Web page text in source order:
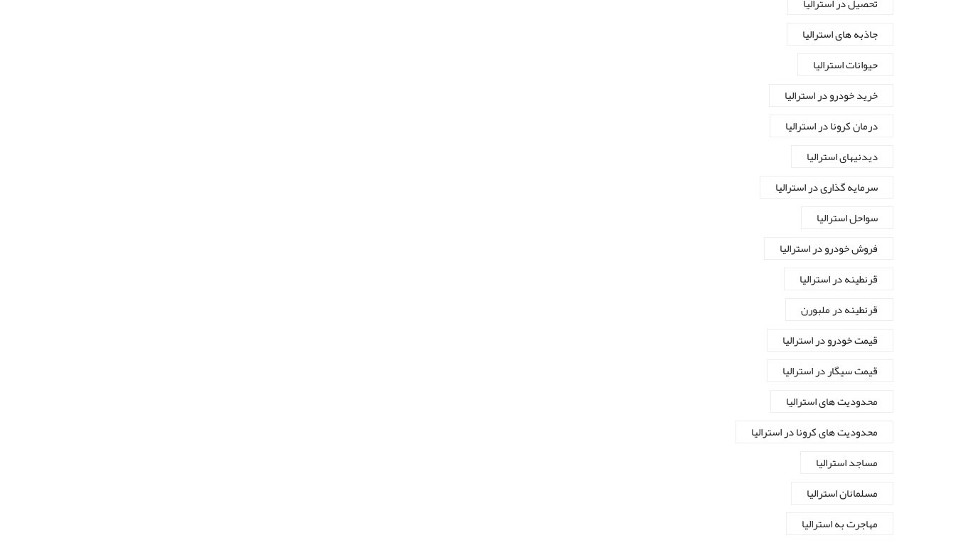
جاذبه های استرالیا
حیوانات استرالیا
خرید خودرو در استرالیا
درمان کرونا در استرالیا
دیدنیهای استرالیا
سرمایه گذاری در استرالیا
سواحل استرالیا
فروش خودرو در استرالیا
قرنطینه در استرالیا
قرنطینه در ملبورن
قیمت خودرو در استرالیا
قیمت سیگار در استرالیا
محدودیت های استرالیا
محدودیت های کرونا در استرالیا
مساجد استرالیا
مسلمانان استرالیا
مهاجرت به استرالیا